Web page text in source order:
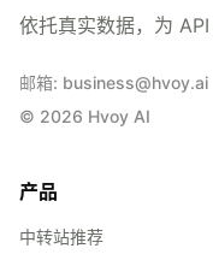
依托真实数据，为
邮箱: business@hvoy.ai
© 2026 Hvoy AI
产品
中转站推荐